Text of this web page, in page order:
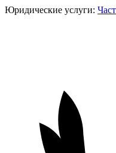
Юридические услуги: